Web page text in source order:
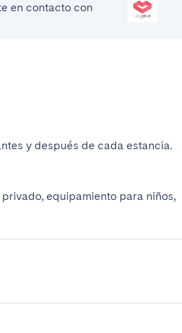
en contacto con
y después de cada estancia.
equipamiento para niños,